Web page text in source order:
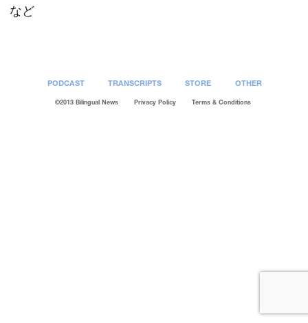
EMBED
など
PODCAST TRANSCRIPTS STORE OTHER
©2013 Bilingual News Privacy Policy Terms & Conditions